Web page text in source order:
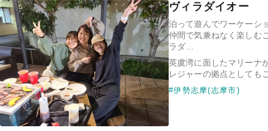
ヴィラダイオー
泊って遊んでワーケーシ
仲間で気兼ねなく楽しむ
ラダ…
英虞湾に面したマリーナ
レジャーの拠点としても
#伊勢志摩(志摩市)